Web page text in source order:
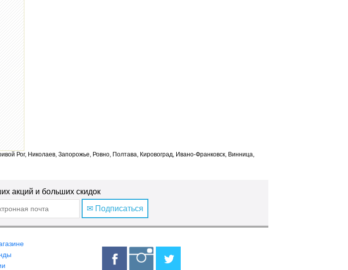
Рог, Николаев, Запорожье, Ровно, Полтава, Кировоград, Ивано-Франковск, Винница,
акций и больших скидок
✉ Подписаться